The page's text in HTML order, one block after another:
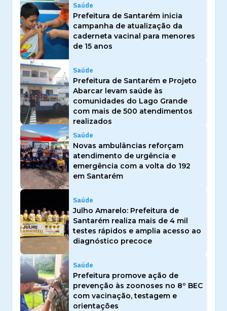
Saúde
Prefeitura de Santarém inicia
campanha de atualização da
caderneta vacinal para menores
de 15 anos
Saúde
Prefeitura de Santarém e Projeto
Abarcar levam saúde às
comunidades do Lago Grande
com mais de 500 atendimentos
realizados
Saúde
Novas ambulâncias reforçam
atendimento de urgência e
emergência com a volta do 192
em Santarém
Saúde
Julho Amarelo: Prefeitura de
Santarém realiza mais de 4 mil
testes rápidos e amplia acesso ao
diagnóstico precoce
Saúde
Prefeitura promove ação de
prevenção às zoonoses no 8º BEC
com vacinação, testagem e
orientações